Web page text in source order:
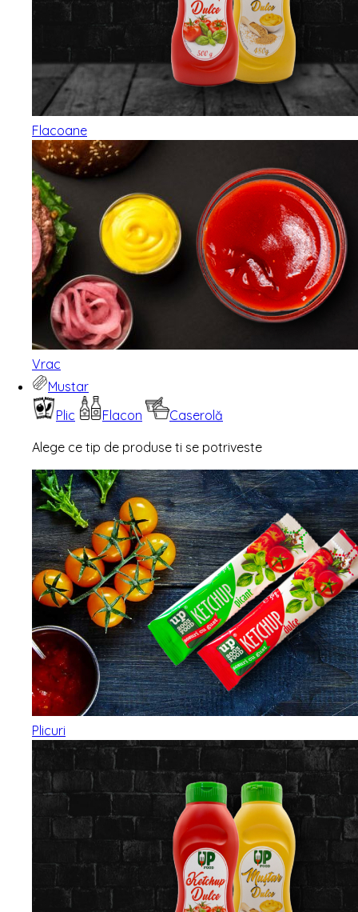
Flacoane
Vrac
Mustar
Plic
Flacon
Caserolă
Alege ce tip de produse ti se potriveste
Plicuri